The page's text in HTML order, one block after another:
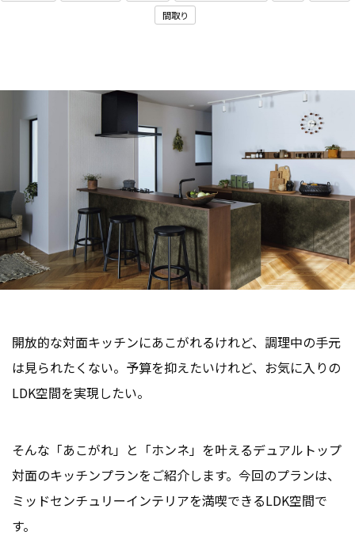
間取り
開放的な対面キッチンにあこがれるけれど、調理中の手元
は見られたくない。予算を抑えたいけれど、お気に入りの
LDK空間を実現したい。
そんな「あこがれ」と「ホンネ」を叶えるデュアルトップ
対面のキッチンプランをご紹介します。今回のプランは、
ミッドセンチュリーインテリアを満喫できるLDK空間で
す。